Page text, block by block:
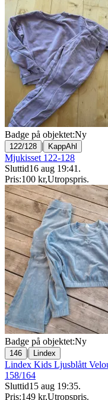
Badge på objektet:Ny
122/128 | KappAhl
Mjukisset 122-128
Sluttid16 aug 19:41 .
Pris:100 kr,Utropspris.
Badge på objektet:Ny
146 | Lindex
Lindex Kids Ljusblått
158/164
Sluttid15 aug 19:35.
Pris:149 kr,Utropspris.